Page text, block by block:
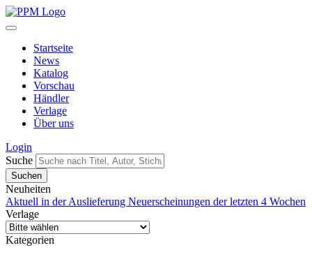
Startseite
News
Katalog
Vorschau
Händler
Verlage
Über uns
Login
Suche
Neuheiten
Aktuell in der Auslieferung Neuerscheinungen der letzten 4 Wochen
Verlage
Kategorien